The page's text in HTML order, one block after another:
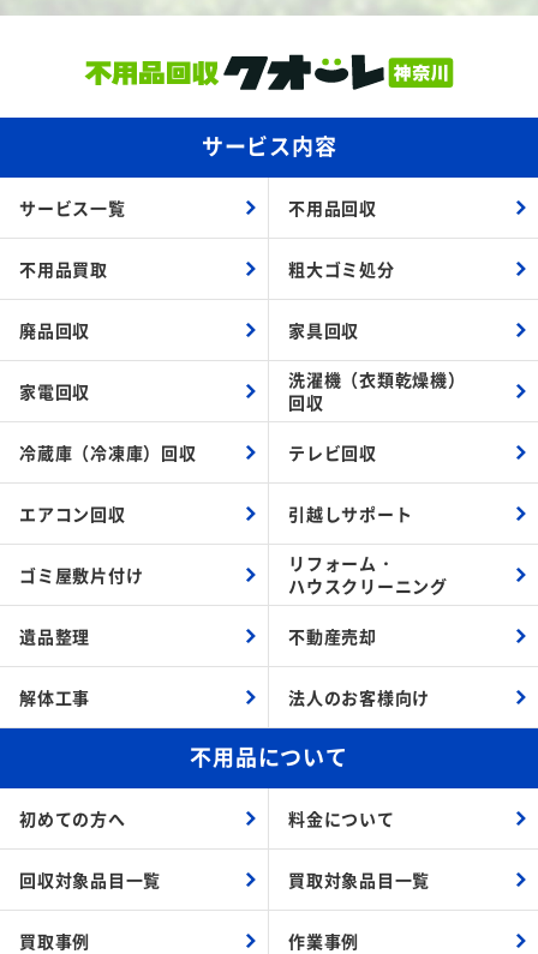
サービス内容
サービス一覧 不用品回収
不用品買取 粗大ゴミ処分
廃品回収 家具回収
家電回収
洗濯機（衣類乾燥機）
回収
冷蔵庫（冷凍庫）回収 テレビ回収
エアコン回収 引越しサポート
ゴミ屋敷片付け
リフォーム・
ハウスクリーニング
遺品整理 不動産売却
解体工事 法人のお客様向け
不用品について
初めての方へ 料金について
回収対象品目一覧 買取対象品目一覧
買取事例 作業事例